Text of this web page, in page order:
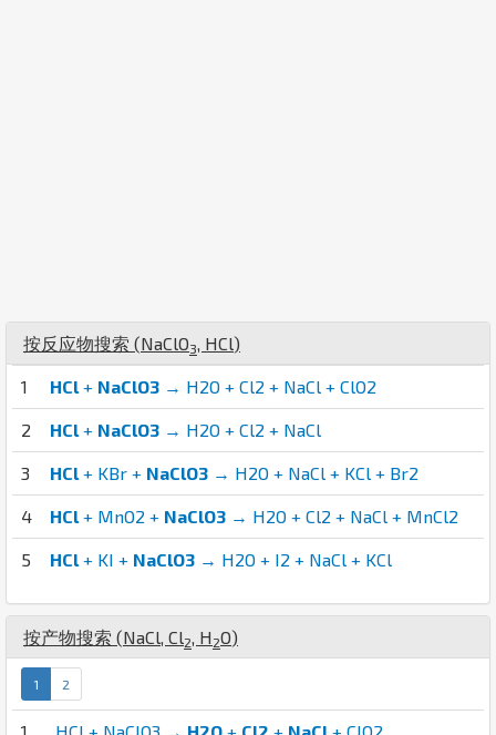
按反应物搜索 (NaClO3, HCl)
1 HCl+ NaClO3 → H2O + Cl2 + NaCl + ClO2
2 HCl+ NaClO3 → H2O + Cl2 + NaCl
3 HCl+ KBr + NaClO3 → H2O + NaCl + KCl + Br2
4 HCl+ MnO2 + NaClO3 → H2O + Cl2 + NaCl + MnCl2
5 HCl+ KI + NaClO3 → H2O + I2 + NaCl + KCl
按产物搜索 (NaCl, Cl2, H 2O)
1 2